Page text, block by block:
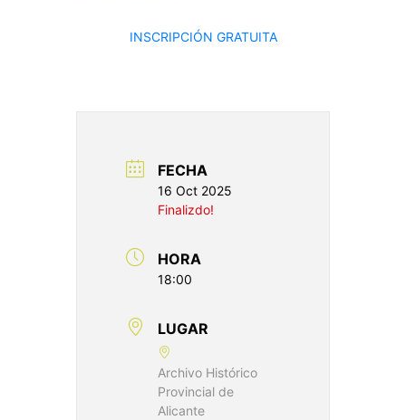
INSCRIPCIÓN GRATUITA
FECHA
16 Oct 2025
Finalizdo!
HORA
18:00
LUGAR
Archivo Histórico
Provincial de
Alicante